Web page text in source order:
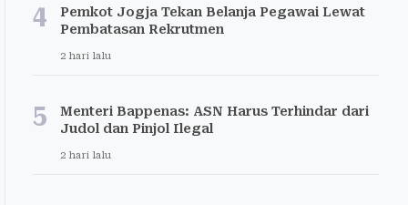
4
Pemkot Jogja Tekan Belanja Pegawai Lewat
Pembatasan Rekrutmen
2 hari lalu
5
Menteri Bappenas: ASN Harus Terhindar dari
Judol dan Pinjol Ilegal
2 hari lalu